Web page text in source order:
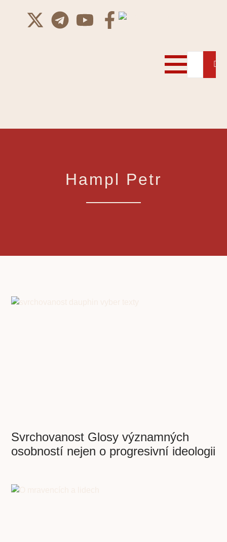
Hampl Petr
Svrchovanost Glosy významných
osobností nejen o progresivní ideologii